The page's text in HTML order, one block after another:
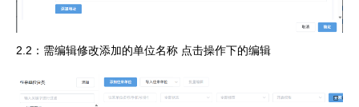
2.2：需编辑修改添加的单位名称 点击操作下的编辑